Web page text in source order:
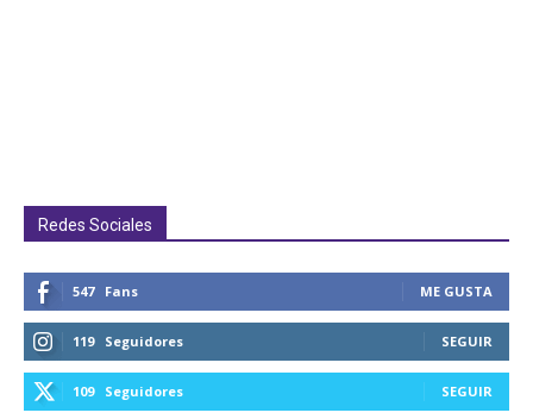
Redes Sociales
547 Fans ME GUSTA
119 Seguidores SEGUIR
109 Seguidores SEGUIR